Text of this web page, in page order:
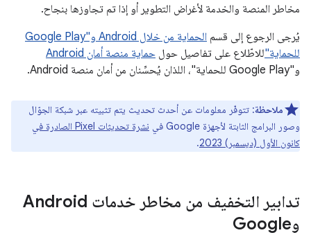
مخاطر المنصة والخدمة لأغراض التطوير أو إذا تم تجاوزها بنجاح.
يُرجى الرجوع إلى قسم
الحماية من خلال Android و"Google Play
للحماية"للاطّلاع على تفاصيل حول حماية منصة أمان Android
و"Google Play للحماية"، اللذان يُحسِّنان من أمان منصة Android.
ملاحظة: تتوفّر معلومات عن أحدث تحديث يتم تثبيته عبر شبكة الجوّال
وصور البرامج الثابتة لأجهزة Google في
نشرة تحديثات Pixel الصادرة في
كانون الأول (ديسمبر) 2023
.
تدابير التخفيف من مخاطر خدمات Android
وGoogle